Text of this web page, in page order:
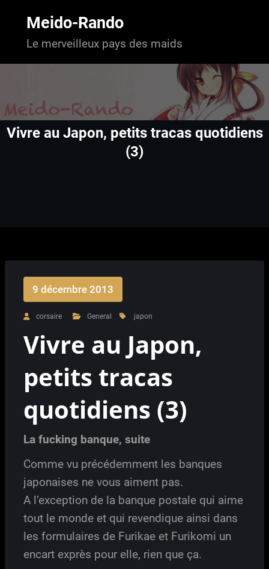
Meido-Rando
Le merveilleux pays des maids
Vivre au Japon, petits tracas quotidiens
(3)
9 décembre 2013
corsaire General japon
Vivre au Japon,
petits tracas
quotidiens (3)
La fucking banque, suite
Comme vu précédemment les banques
japonaises ne vous aiment pas.
A l’exception de la banque postale qui aime
tout le monde et qui revendique ainsi dans
les formulaires de Furikae et Furikomi un
encart exprès pour elle, rien que ça.